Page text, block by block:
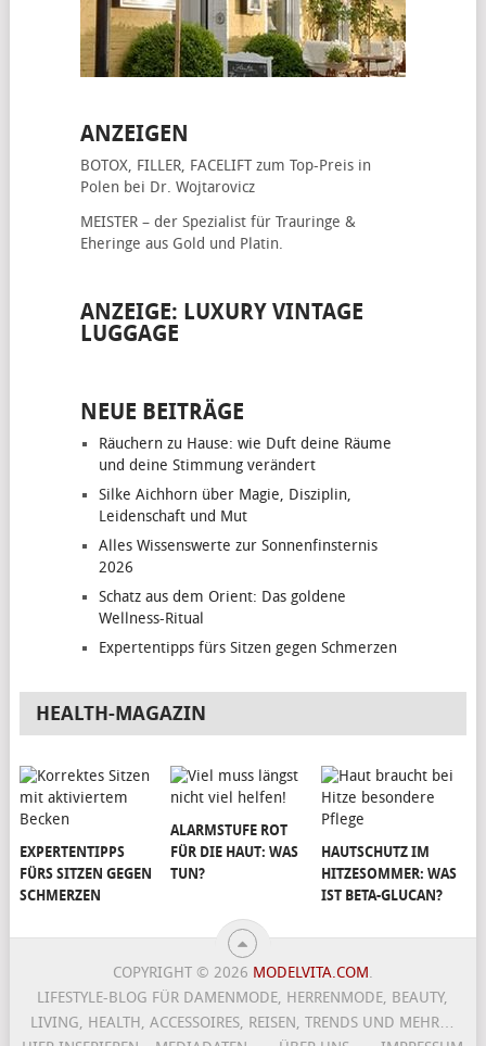
ANZEIGEN
BOTOX, FILLER, FACELIFTzum Top-Preis in
Polen bei Dr. Wojtarovicz
MEISTER – der Spezialist für Trauringe &
Eheringe aus Gold und Platin.
ANZEIGE: LUXURY VINTAGE
LUGGAGE
NEUE BEITRÄGE
Räuchern zu Hause: wie Duft deine Räume
und deine Stimmung verändert
Silke Aichhorn über Magie, Disziplin,
Leidenschaft und Mut
Alles Wissenswerte zur Sonnenfinsternis
2026
Schatz aus dem Orient: Das goldene
Wellness-Ritual
Expertentipps fürs Sitzen gegen Schmerzen
HEALTH-MAGAZIN
EXPERTENTIPPS
FÜRS SITZEN GEGEN
SCHMERZEN
ALARMSTUFE ROT
FÜR DIE HAUT: WAS
TUN?
HAUTSCHUTZ IM
HITZESOMMER: WAS
IST BETA-GLUCAN?
COPYRIGHT © 2026 MODELVITA.COM.
LIFESTYLE-BLOG FÜR DAMENMODE, HERRENMODE, BEAUTY,
LIVING, HEALTH, ACCESSOIRES, REISEN, TRENDS UND MEHR…